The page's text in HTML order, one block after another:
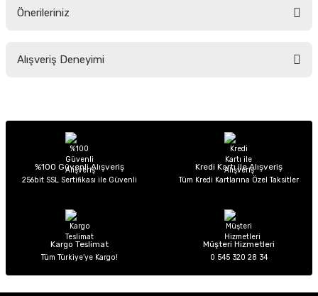
Önerileriniz
yetersiz gördüğünüz noktaları öneri formunu kullanarak tarafımıza
Ürün açıklamasında eksik bilgiler bulunuyor.
Ürün bilgilerinde hatalar bulunuyor.
Ürün fiyatı diğer sitelerden daha pahalı.
Alışveriş Deneyimi
Sitemize ilk yorumu siz yapın!
%100 Güvenli Alışveriş
256bit SSL Sertifikası ile Güvenli
Kredi Kartı ile Alışveriş
Tüm Kredi Kartlarına Özel Taksitler
Kargo Teslimat
Tüm Türkiye’ye Kargo!
Müşteri Hizmetleri
0 545 320 28 34